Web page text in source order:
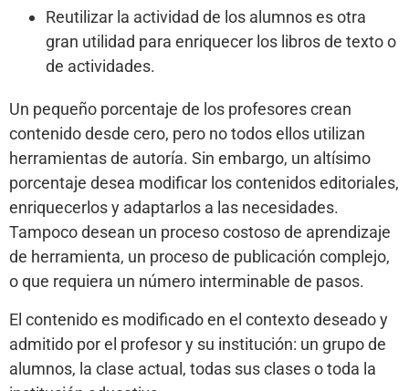
Reutilizar la actividad de los alumnos es otra
gran utilidad para enriquecer los libros de texto o
de actividades.
Un pequeño porcentaje de los profesores crean
contenido desde cero, pero no todos ellos utilizan
herramientas de autoría. Sin embargo, un altísimo
porcentaje desea modificar los contenidos editoriales,
enriquecerlos y adaptarlos a las necesidades.
Tampoco desean un proceso costoso de aprendizaje
de herramienta, un proceso de publicación complejo,
o que requiera un número interminable de pasos.
El contenido es modificado en el contexto deseado y
admitido por el profesor y su institución: un grupo de
alumnos, la clase actual, todas sus clases o toda la